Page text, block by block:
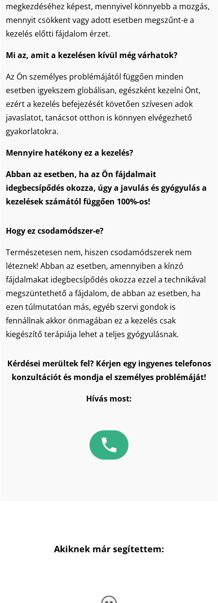
megkezdéséhez képest, mennyivel könnyebb a mozgás,
mennyit csökkent vagy adott esetben megszűnt-e a
kezelés előtti fájdalom érzet.
Mi az, amit a kezelésen kívül még várhatok?
Az Ön személyes problémájától függően minden
esetben igyekszem globálisan, egészként kezelni Önt,
ezért a kezelés befejezését követően szívesen adok
javaslatot, tanácsot otthon is könnyen elvégezhető
gyakorlatokra.
Mennyire hatékony ez a kezelés?
Abban az esetben, ha az Ön fájdalmait
idegbecsípődés okozza, úgy a javulás és gyógyulás a
kezelések számától függően 100%-os!
Hogy ez csodamódszer-e?
Természetesen nem, hiszen csodamódszerek nem
léteznek! Abban az esetben, amennyiben a kínzó
fájdalmakat idegbecsípődés okozza ezzel a technikával
megszüntethető a fájdalom, de abban az esetben, ha
ezen túlmutatóan más, egyéb szervi gondok is
fennállnak akkor önmagában ez a kezelés csak
kiegészítő terápiája lehet a teljes gyógyulásnak.
Kérdései merültek fel? Kérjen egy ingyenes telefonos
konzultációt és mondja el személyes problémáját!
Hívás most:
Akiknek már segítettem: